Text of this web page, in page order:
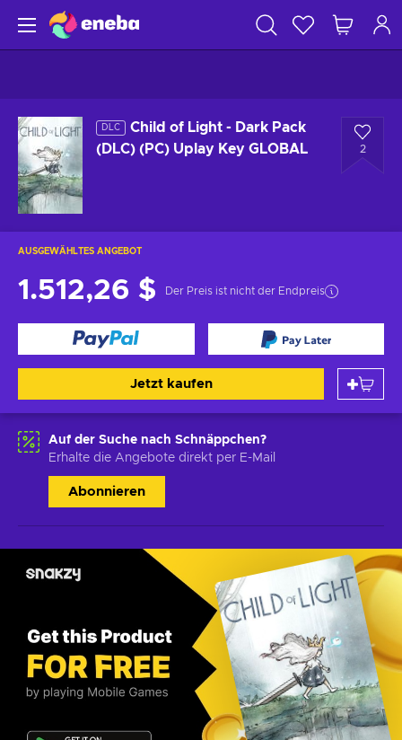
DLC
Child of Light - Dark Pack
(DLC) (PC) Uplay Key GLOBAL
2
AUSGEWÄHLTES ANGEBOT
1.512,26 $ Der Preis ist nicht der Endpreis
Jetzt kaufen
Auf der Suche nach Schnäppchen?
Erhalte die Angebote direkt per E-Mail
Abonnieren